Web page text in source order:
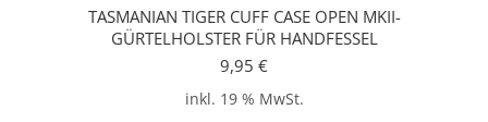
TASMANIAN TIGER CUFF CASE OPEN MKII-
GÜRTELHOLSTER FÜR HANDFESSEL
9,95 €
inkl. 19 % MwSt.